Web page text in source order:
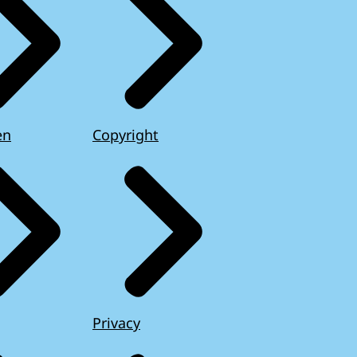
Copyright
Privacy